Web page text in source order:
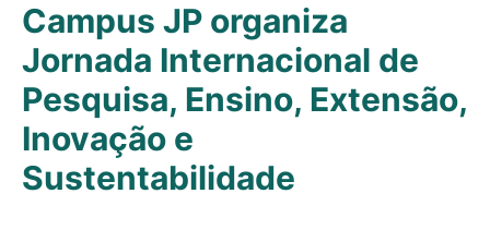
Campus JP organiza
Jornada Internacional de
Pesquisa, Ensino, Extensão,
Inovação e
Sustentabilidade